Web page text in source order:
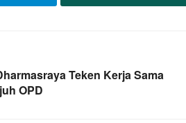
Teken Kerja Sama
OPD